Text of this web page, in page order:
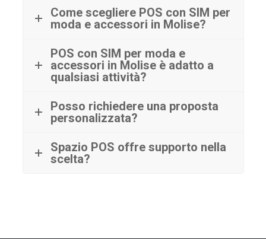
Come scegliere POS con SIM per
moda e accessori in Molise?
POS con SIM per moda e
accessori in Molise è adatto a
qualsiasi attività?
Posso richiedere una proposta
personalizzata?
Spazio POS offre supporto nella
scelta?